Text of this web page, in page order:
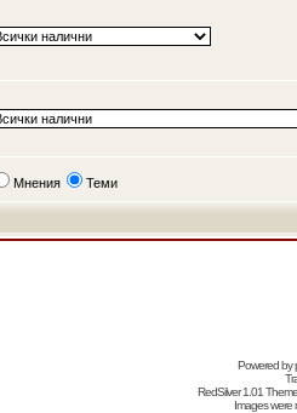
Мнения Теми
Powered by
RedSilver 1.01
Images were